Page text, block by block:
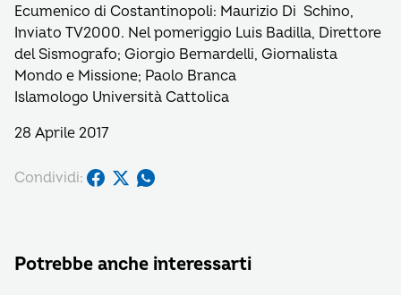
Ecumenico di Costantinopoli: Maurizio Di Schino,
Inviato TV2000. Nel pomeriggio Luis Badilla, Direttore
del Sismografo; Giorgio Bernardelli, Giornalista
Mondo e Missione; Paolo Branca
Islamologo Università Cattolica
28 Aprile 2017
Condividi:
Potrebbe anche interessarti